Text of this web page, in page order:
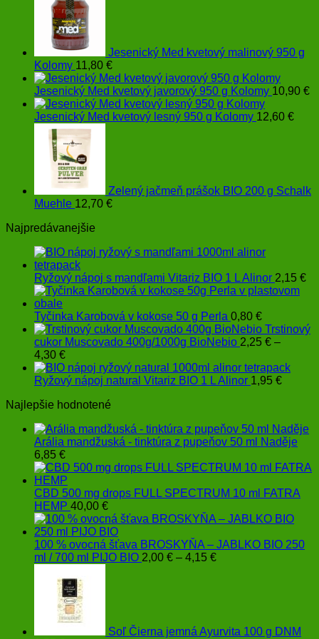
Jesenický Med kvetový malinový 950 g
Kolomy 11,80 €
Jesenický Med kvetový javorový 950 g Kolomy 10,90 €
Jesenický Med kvetový lesný 950 g Kolomy 12,60 €
Zelený jačmeň prášok BIO 200 g Schalk
Muehle 12,70 €
Najpredávanejšie
Ryžový nápoj s mandľami Vitariz BIO 1 L Alinor 2,15 €
Tyčinka Karobová v kokose 50 g Perla 0,80 €
Trstinový
cukor Muscovado 400g/1000g BioNebio 2,25 € –
4,30 €Price
range:
2,25 €
4,30 €
Ryžový nápoj natural Vitariz BIO 1 L Alinor 1,95 €
Najlepšie hodnotené
Arália mandžuská - tinktúra z pupeňov 50 ml Naděje
6,85 €
CBD 500 mg drops FULL SPECTRUM 10 ml FATRA
HEMP 40,00 €
100 % ovocná šťava BROSKYŇA – JABLKO BIO 250
ml / 700 ml PIJO BIO 2,00 € – 4,15 €Price
Soľ Čierna jemná Ayurvita 100 g DNM